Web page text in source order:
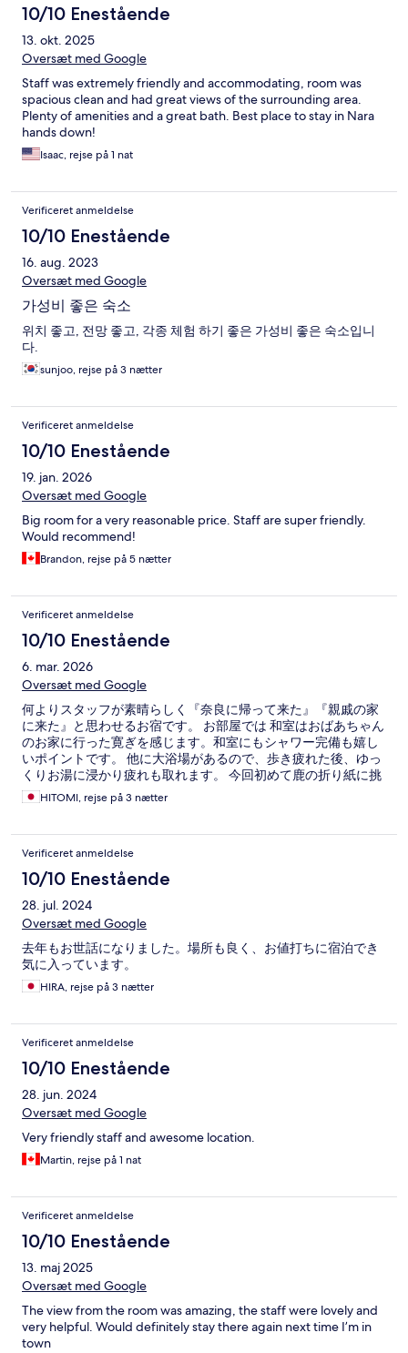
10/10 Enestående
13. okt. 2025
Oversæt med Google
Staff was extremely friendly and accommodating, room was
spacious clean and had great views of the surrounding area.
Plenty of amenities and a great bath. Best place to stay in Nara
hands down!
Isaac, rejse på 1 nat
Verificeret anmeldelse
10/10 Enestående
16. aug. 2023
Oversæt med Google
가성비 좋은 숙소
위치 좋고, 전망 좋고, 각종 체험 하기 좋은 가성비 좋은 숙소입니
다.
sunjoo, rejse på 3 nætter
Verificeret anmeldelse
10/10 Enestående
19. jan. 2026
Oversæt med Google
Big room for a very reasonable price. Staff are super friendly.
Would recommend!
Brandon, rejse på 5 nætter
Verificeret anmeldelse
10/10 Enestående
6. mar. 2026
Oversæt med Google
何よりスタッフが素晴らしく『奈良に帰って来た』『親戚の家
に来た』と思わせるお宿です。 お部屋では 和室はおばあちゃん
のお家に行った寛ぎを感じます。和室にもシャワー完備も嬉し
いポイントです。 他に大浴場があるので、歩き疲れた後、ゆっ
くりお湯に浸かり疲れも取れます。 今回初めて鹿の折り紙に挑
戦しました。日本人も折り紙は馴染みはあっても鹿は初めてで
良い経験で楽しめました。外国人の方々も日本の文化に触れる
との事でとても残念です。
HITOMI, rejse på 3 nætter
Verificeret anmeldelse
10/10 Enestående
28. jul. 2024
Oversæt med Google
去年もお世話になりました。場所も良く、お値打ちに宿泊でき
気に入っています。
HIRA, rejse på 3 nætter
Verificeret anmeldelse
10/10 Enestående
28. jun. 2024
Oversæt med Google
Very friendly staff and awesome location.
Martin, rejse på 1 nat
Verificeret anmeldelse
10/10 Enestående
13. maj 2025
Oversæt med Google
The view from the room was amazing, the staff were lovely and
very helpful. Would definitely stay there again next time I’m in
town